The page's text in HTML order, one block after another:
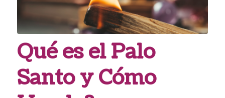
Qué es el Palo
Santo y Cómo